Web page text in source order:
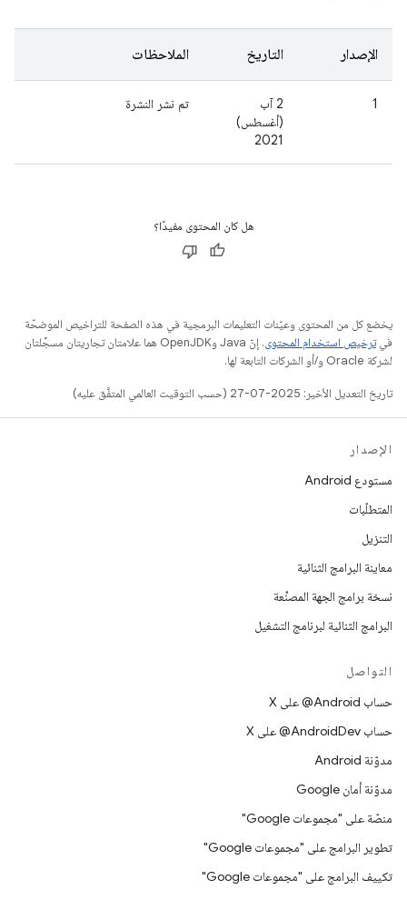
الإصدار التاريخ الملاحظات
1
2 آب
(أغسطس)
2021
تم نشر النشرة
هل كان المحتوى مفيدًا؟
يخضع كل من المحتوى وعيّنات التعليمات البرمجية في هذه الصفحة للتراخيص الموضحّة
فيترخيص استخدام المحتوى
. إنّ Java وOpenJDK هما علامتان تجاريتان مسجَّلتان
لشركة Oracle و/أو الشركات التابعة لها.
تاريخ التعديل الأخير: 2025-07-27 (حسب التوقيت العالمي المتفَّق عليه)
الإصدار
مستودع Android
المتطلّبات
التنزيل
معاينة البرامج الثنائية
نسخة برامج الجهة المصنِّعة
البرامج الثنائية لبرنامج التشغيل
التواصل
حساب ‎@Android على X
حساب ‎@AndroidDev على X
مدوّنة Android
مدوّنة أمان Google
منصّة على "مجموعات Google"
تطوير البرامج على "مجموعات Google"
تكييف البرامج على "مجموعات Google"